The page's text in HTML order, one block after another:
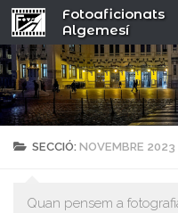
Fotoaficionats
Algemesí
SECCIÓ:NOVEMBRE 2023
Quan pensem a